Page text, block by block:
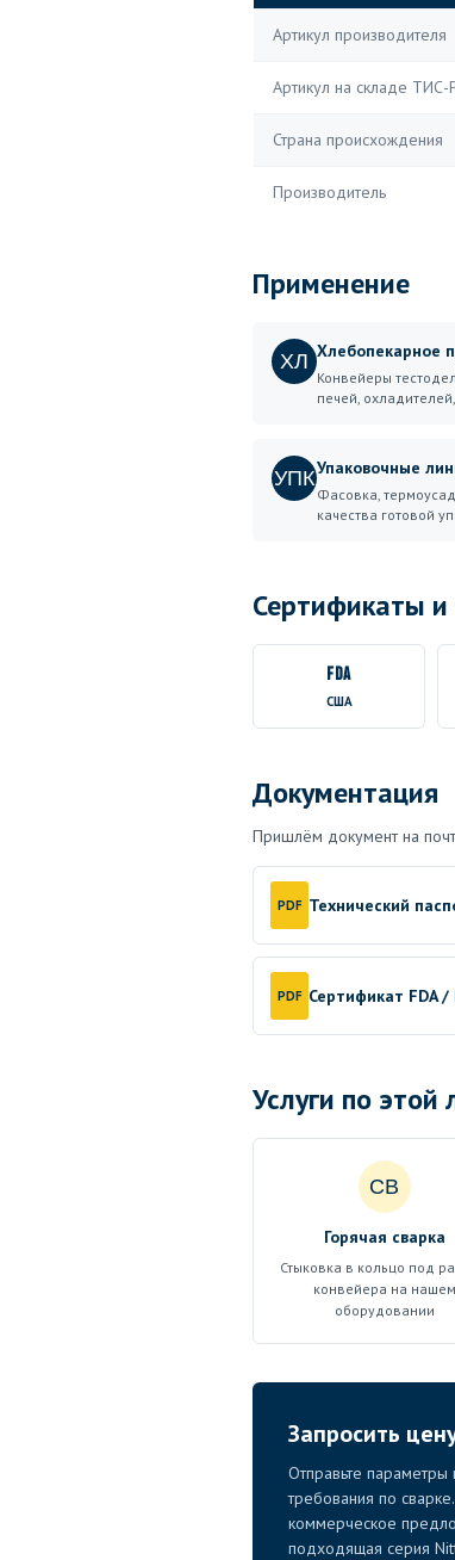
Артикул производителя
Артикул на складе ТИС-
Страна происхождения
Производитель
Применение
ХЛ Хлебопекарное
Конвейеры
печей,
УПКУпаковочные
Фасовка,
качества готовой
Сертификаты и
FDA
США
Документация
Пришлём документ на
PDF Технический
PDF Сертификат FDA
Услуги по этой
СВ
Горячая сварка
Стыковка в кольцо под
конвейера на нашем
оборудовании
Запросить
Отправьте
требования по
коммерческое
подходящая серия